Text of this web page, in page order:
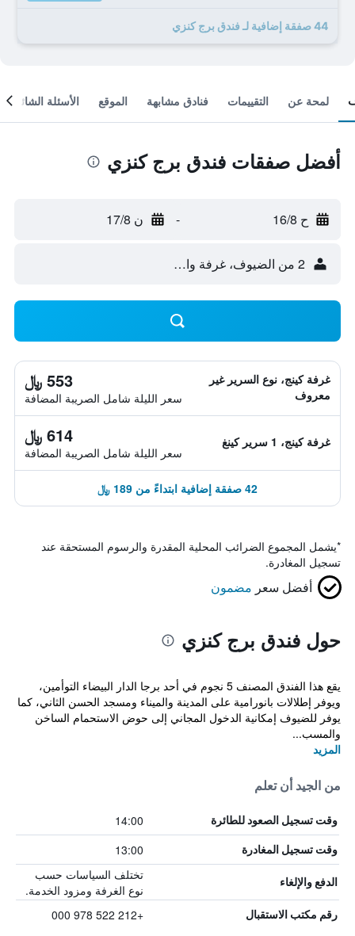
44 صفقة إضافية لـ فندق برج كنزي
لمحة عن التقييمات فنادق مشابهة الموقع الأسئلة الشائعة
أفضل صفقات فندق برج كنزي
ح 16/8 - ن 17/8
2 من الضيوف، غرفة واحدة
غرفة كينج، نوع السرير غير
معروف
553 ﷼
سعر الليلة شامل الصريبة المضافة
غرفة كينج، 1 سرير كينغ 614 ﷼
سعر الليلة شامل الصريبة المضافة
42 صفقة إضافية ابتداءً من 189 ﷼
*يشمل المجموع الضرائب المحلية المقدرة والرسوم المستحقة عند
تسجيل المغادرة.
أفضل سعر مضمون
حول فندق برج كنزي
يقع هذا الفندق المصنف 5 نجوم في أحد برجا الدار البيضاء التوأمين،
ويوفر إطلالات بانورامية على المدينة والميناء ومسجد الحسن الثاني، كما
يوفر للضيوف إمكانية الدخول المجاني إلى حوض الاستحمام الساخن
والمسب...
المزيد
من الجيد أن تعلم
وقت تسجيل الصعود للطائرة 14:00
وقت تسجيل المغادرة 13:00
الدفع والإلغاء
تختلف السياسات حسب
نوع الغرفة ومزود الخدمة.
رقم مكتب الاستقبال +212 522 978 000